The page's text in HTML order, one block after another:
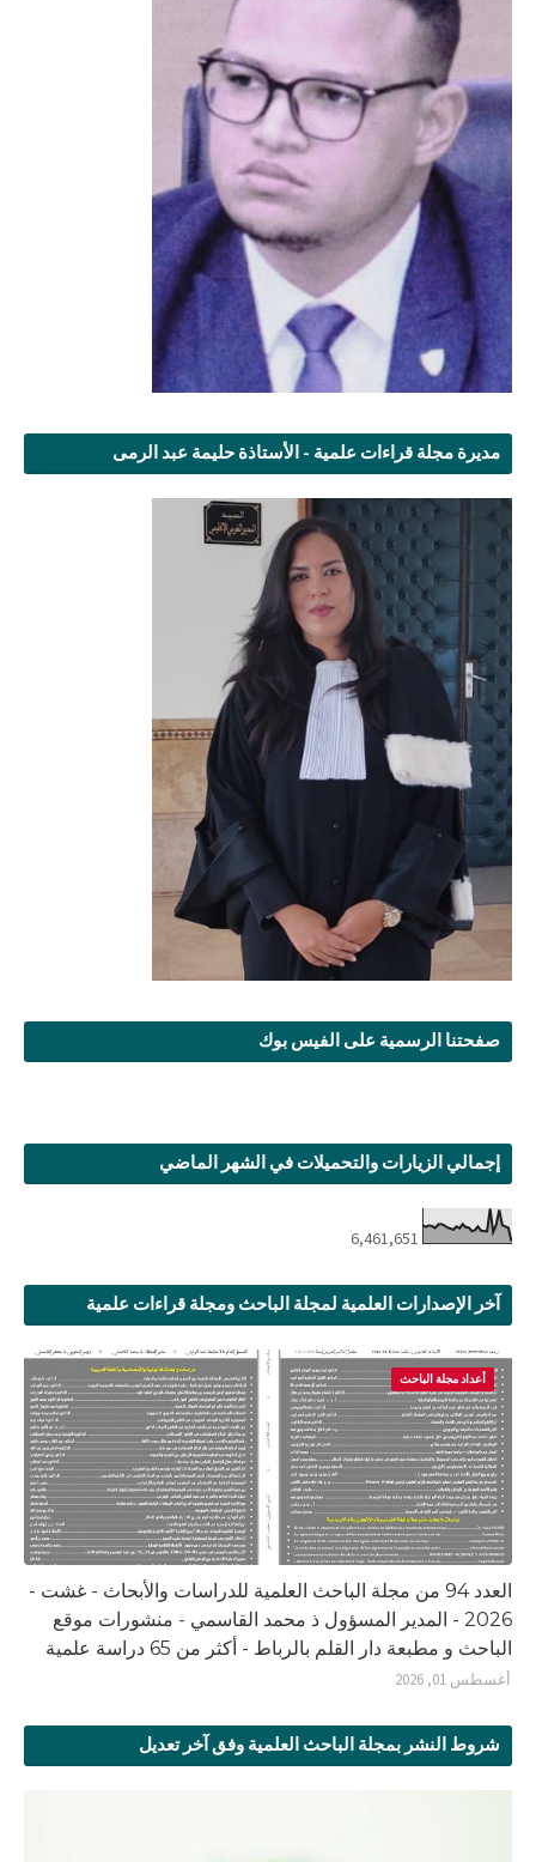
مديرة مجلة قراءات علمية - الأستاذة حليمة عبد الرمى
صفحتنا الرسمية على الفيس بوك
إجمالي الزيارات والتحميلات في الشهر الماضي
6,461,651
آخر الإصدارات العلمية لمجلة الباحث ومجلة قراءات علمية
أعداد مجلة الباحث
العدد 94 من مجلة الباحث العلمية للدراسات والأبحاث - غشت -
2026 - المدير المسؤول ذ محمد القاسمي - منشورات موقع
الباحث و مطبعة دار القلم بالرباط - أكثر من 65 دراسة علمية
أغسطس 01, 2026
شروط النشر بمجلة الباحث العلمية وفق آخر تعديل